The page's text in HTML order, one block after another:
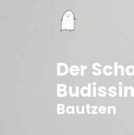
Der
Budissin
Bautzen